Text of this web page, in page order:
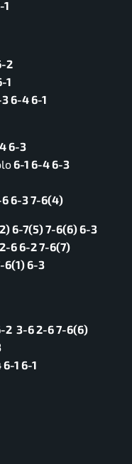
1
2
1
6-4 6-1
6-3
6-1 6-4 6-3
6-3 7-6(4)
6-7(5) 7-6(6) 6-3
6 6-2 7-6(7)
6(1) 6-3
2 3-6 2-6 7-6(6)
1 6-1